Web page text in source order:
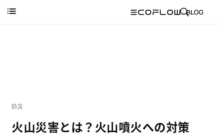
防災
火山災害とは？火山噴火への対策